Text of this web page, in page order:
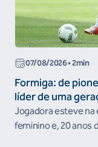
07/08/2026• 2min
Formiga: de
líder de uma
Jogadora esteve na
feminino e, 20 anos